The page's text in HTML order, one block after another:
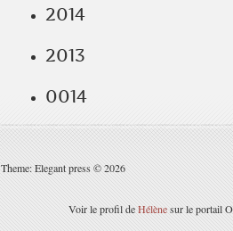
2014
2013
0014
Theme: Elegant press © 2026
Voir le profil deHélènesur le portail